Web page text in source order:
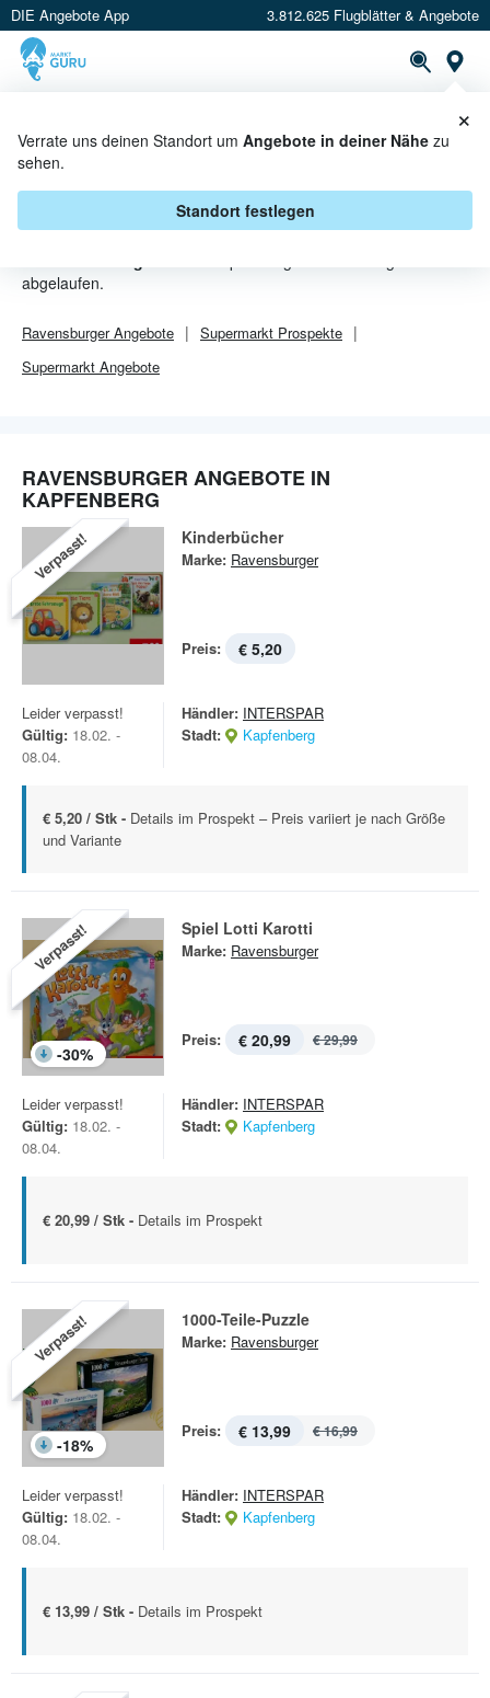
DIE Angebote App 3.812.625 Flugblätter & Angebote
Verrate uns deinen Standort um Angebote in deiner Nähe zu
sehen.
Standort festlegen
×
RAVENSBURGER ANGEBOTE IN
KAPFENBERG
abgelaufen.
RavensburgerAngebote Supermarkt Prospekte
Supermarkt Angebote
RAVENSBURGER ANGEBOTE IN
KAPFENBERG
Verpasst! Kinderbücher
Marke: Ravensburger
Preis: € 5,20
Leider verpasst!
Gültig: 18.02. -
08.04.
Händler: INTERSPAR
Stadt:
Kapfenberg
€ 5,20 / Stk - Details im Prospekt – Preis variiert je nach Größe
und Variante
Verpasst!
-30%
Spiel Lotti Karotti
Marke: Ravensburger
Preis: € 20,99 € 29,99
Leider verpasst!
Gültig: 18.02. -
08.04.
Händler: INTERSPAR
Stadt:
Kapfenberg
€ 20,99 / Stk - Details im Prospekt
Verpasst!
-18%
1000-Teile-Puzzle
Marke: Ravensburger
Preis: € 13,99 € 16,99
Leider verpasst!
Gültig: 18.02. -
08.04.
Händler: INTERSPAR
Stadt:
Kapfenberg
€ 13,99 / Stk - Details im Prospekt